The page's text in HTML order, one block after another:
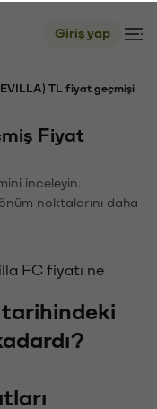
Giriş yap
TL fiyat geçmişi
Fiyat
inceleyin.
noktalarını daha
FC fiyatı ne
tarihindeki